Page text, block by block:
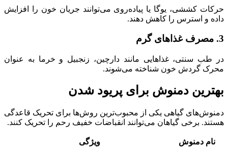
حرکات کششی، یوگا یا پیاده‌روی می‌توانند جریان خون را افزایش
داده و استرس را کاهش دهند.
3. مصرف غذاهای گرم
در طب سنتی، غذاهایی مانند دارچین، زنجبیل و خرما به عنوان
محرک گردش خون شناخته می‌شوند.
بهترین دمنوش برای پریود شدن
دمنوش‌های گیاهی یکی از محبوب‌ترین روش‌ها برای تحریک قاعدگی
هستند. برخی گیاهان می‌توانند انقباضات خفیف رحم را تحریک کنند.
نام دمنوش ویژگی